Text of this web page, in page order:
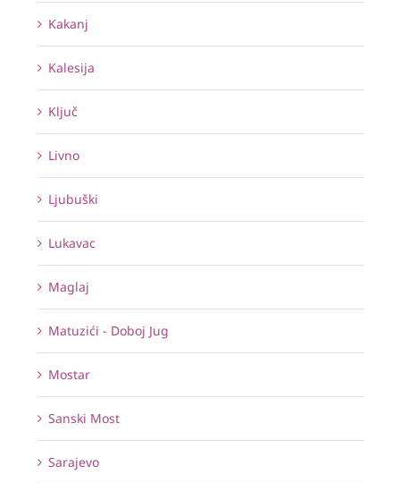
Kakanj
Kalesija
Ključ
Livno
Ljubuški
Lukavac
Maglaj
Matuzići - Doboj Jug
Mostar
Sanski Most
Sarajevo